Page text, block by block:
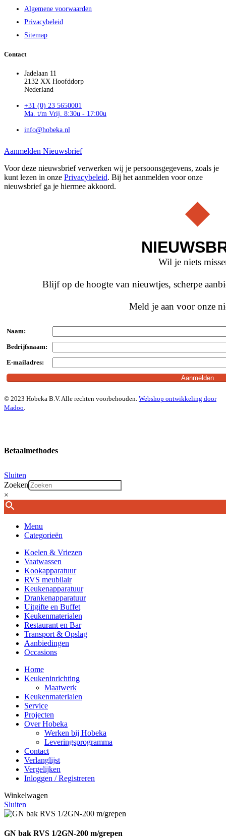
Algemene voorwaarden
Privacybeleid
Sitemap
Contact
Jadelaan 11
2132 XX Hoofddorp
Nederland
+31 (0) 23 5650001
Ma. t/m Vrij. 8:30u - 17:00u
info@hobeka.nl
Aanmelden Nieuwsbrief
Voor deze nieuwsbrief verwerken wij je persoonsgegevens, zoals je
kunt lezen in onze Privacybeleid. Bij het aanmelden voor onze
nieuwsbrief ga je hiermee akkoord.
Wil je niets
Blijf op de hoogte van nieuwtjes, scherpe
Meld je aan voor onze
Naam:
Bedrijfsnaam:
E-mailadres:
© 2023 Hobeka B.V. Alle rechten voorbehouden. Webshop ontwikkeling door
Madoo.
Betaalmethodes
Sluiten
Zoeken
×
Menu
Categorieën
Koelen & Vriezen
Vaatwassen
Kookapparatuur
RVS meubilair
Keukenapparatuur
Drankenapparatuur
Uitgifte en Buffet
Keukenmaterialen
Restaurant en Bar
Transport & Opslag
Aanbiedingen
Occasions
Home
Keukeninrichting
Maatwerk
Keukenmaterialen
Service
Projecten
Over Hobeka
Werken bij Hobeka
Leveringsprogramma
Contact
Verlanglijst
Vergelijken
Inloggen / Registreren
Winkelwagen
Sluiten
GN bak RVS 1/2GN-200 m/grepen